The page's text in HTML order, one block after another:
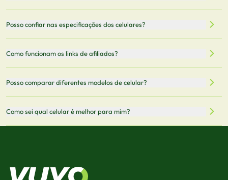
armazenamento, memória RAM, bateria e conectividade
5G.
vendedor antes de finalizar sua compra.
Posso confiar nas especificações dos celulares?
informações mais recentes de cada modelo.
Como funcionam os links de afiliados?
comissão sem custo adicional para você.
Posso comparar diferentes modelos de celular?
Sim! Você pode selecionar até 3 celulares para comparar
Como sei qual celular é melhor para mim?
processador e bateria são essenciais. Use nossos filtros